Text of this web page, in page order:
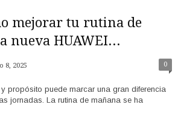
mejorar tu rutina de
nueva HUAWEI...
8, 2025 0
propósito puede marcar una gran diferencia
jornadas. La rutina de mañana se ha